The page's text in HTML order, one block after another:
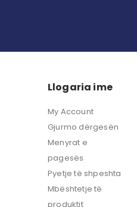
Llogaria ime
My Account
Gjurmo dërgesën
Menyrat e
pagesës
Pyetje të shpeshta
Mbështetje të
produktit